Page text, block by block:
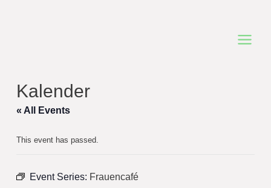
Main
Kalender
« All Events
This event has passed.
Event Series: Frauencafé